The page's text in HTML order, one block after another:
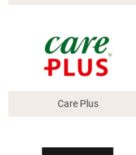
Care Plus